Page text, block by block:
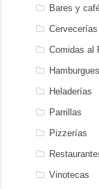
Bares y
Cervecerías
Comidas al
Heladerías
Parrillas
Pizzerías
Vinotecas